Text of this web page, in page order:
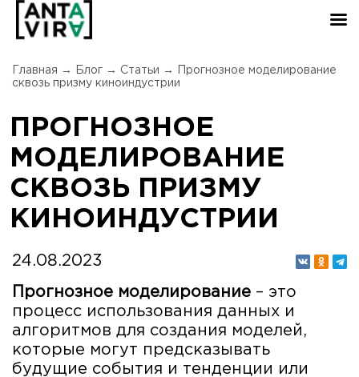
Главная → Блог → Статьи →
Прогнозное моделирование
сквозь призму киноиндустрии
ПРОГНОЗНОЕ
МОДЕЛИРОВАНИЕ
СКВОЗЬ ПРИЗМУ
КИНОИНДУСТРИИ
24.08.2023
Прогнозное моделирование – это
процесс использования данных и
алгоритмов для создания моделей,
которые могут предсказывать
будущие события и тенденции или